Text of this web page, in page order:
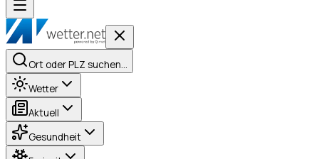
Ort oder PLZ suchen…
Wetter
Aktuell
Gesundheit